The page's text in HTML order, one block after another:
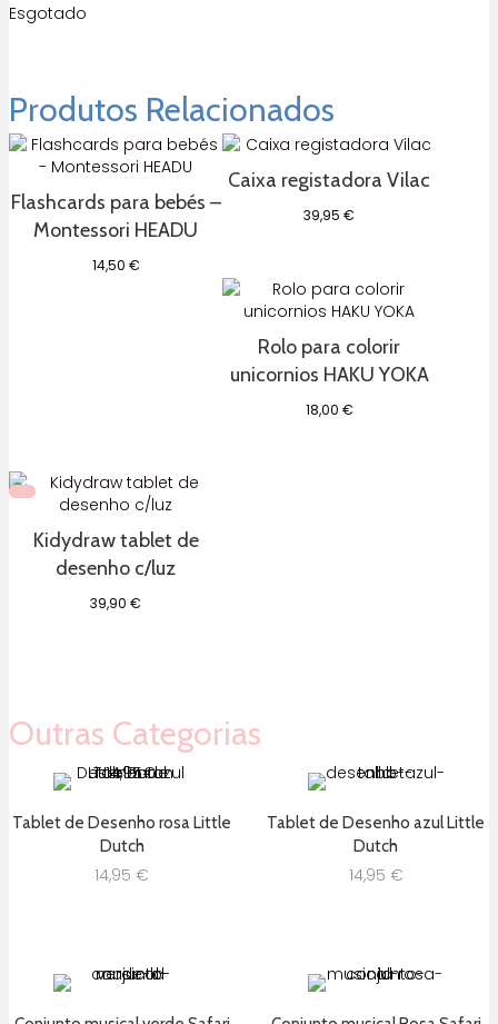
Esgotado
Produtos Relacionados
Flashcards para bebés –
Montessori HEADU
14,50 €
Caixa registadora Vilac
39,95€
Rolo para colorir
unicornios HAKU YOKA
18,00 €
Kidydraw tablet de
desenho c/luz
39,90€
Outras Categorias
Tablet de Desenho rosa Little
Dutch
14,95 €
Tablet de Desenho azul Little
Dutch
14,95 €